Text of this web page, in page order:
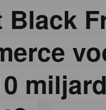
Black